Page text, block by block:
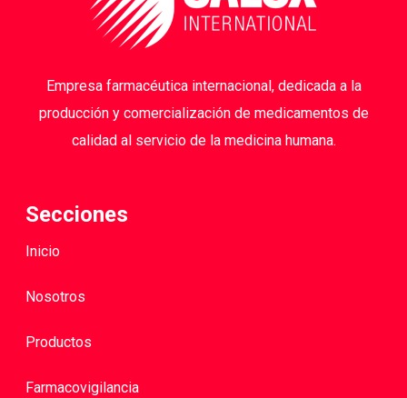
Empresa farmacéutica internacional, dedicada a la
producción y comercialización de medicamentos de
calidad al servicio de la medicina humana.
Secciones
Inicio
Nosotros
Productos
Farmacovigilancia